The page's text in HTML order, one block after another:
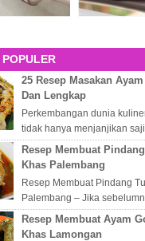
25 Resep Masakan
Dan Lengkap
Perkembangan dunia
tidak hanya menjanjikan
disantap nikmat sekali hap.
lebih dari itu dunia kuline...
Resep Membuat
Khas Palembang
Resep Membuat Pindang
Palembang – Jika
masakan Palembang yang
olahan laut, maka kali kita
Resep Membuat Ayam
Khas Lamongan